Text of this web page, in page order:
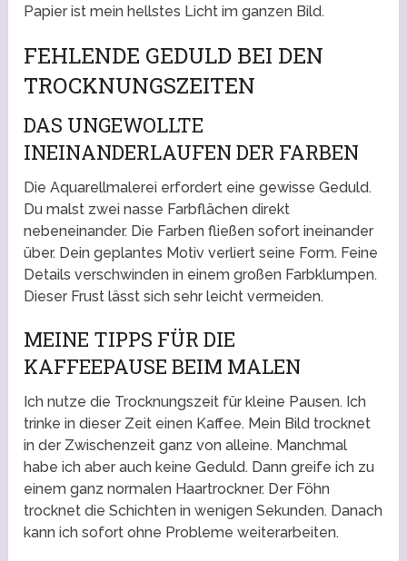
Papier ist mein hellstes Licht im ganzen Bild.
FEHLENDE GEDULD BEI DEN
TROCKNUNGSZEITEN
DAS UNGEWOLLTE
INEINANDERLAUFEN DER FARBEN
Die Aquarellmalerei erfordert eine gewisse Geduld.
Du malst zwei nasse Farbflächen direkt
nebeneinander. Die Farben fließen sofort ineinander
über. Dein geplantes Motiv verliert seine Form. Feine
Details verschwinden in einem großen Farbklumpen.
Dieser Frust lässt sich sehr leicht vermeiden.
MEINE TIPPS FÜR DIE
KAFFEEPAUSE BEIM MALEN
Ich nutze die Trocknungszeit für kleine Pausen. Ich
trinke in dieser Zeit einen Kaffee. Mein Bild trocknet
in der Zwischenzeit ganz von alleine. Manchmal
habe ich aber auch keine Geduld. Dann greife ich zu
einem ganz normalen Haartrockner. Der Föhn
trocknet die Schichten in wenigen Sekunden. Danach
kann ich sofort ohne Probleme weiterarbeiten.